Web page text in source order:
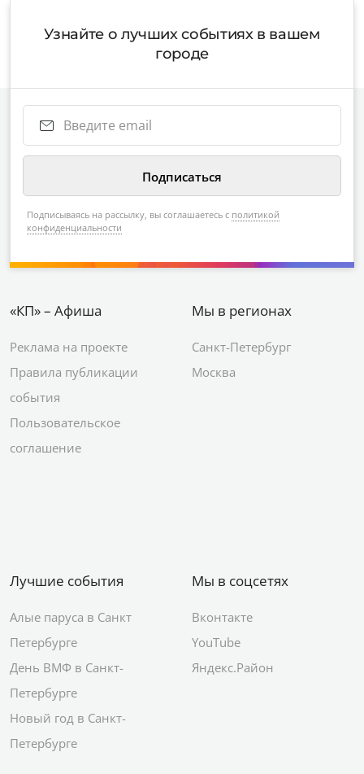
Узнайте о лучших событиях в вашем
городе
Подписываясь на рассылку, вы соглашаетесь с политикой
конфиденциальности
«КП» – Афиша
Реклама на проекте
Правила публикации
события
Пользовательское
соглашение
Мы в регионах
Санкт-Петербург
Москва
Лучшие события
Алые паруса в Санкт
Петербурге
День ВМФ в Санкт-
Петербурге
Новый год в Санкт-
Петербурге
Мы в соцсетях
Вконтакте
YouTube
Яндекс.Район